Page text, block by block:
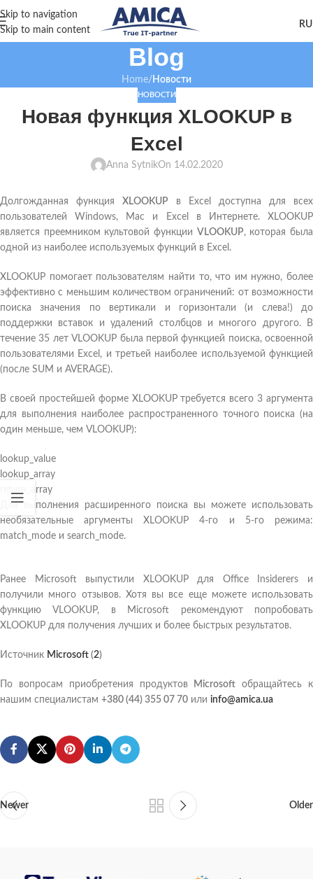
Skip to navigation
Skip to main content
Blog
Home/ Новости
НОВОСТИ
Новая функция XLOOKUP в
Excel
Anna SytnikOn 14.02.2020
Долгожданная функция XLOOKUP в Excel доступна для всех
пользователей Windows, Mac и Excel в Интернете. XLOOKUP
является преемником культовой функции VLOOKUP, которая была
одной из наиболее используемых функций в Excel.
XLOOKUP помогает пользователям найти то, что им нужно, более
эффективно с меньшим количеством ограничений: от возможности
поиска значения по вертикали и горизонтали (и слева!) до
поддержки вставок и удалений столбцов и многого другого. В
течение 35 лет VLOOKUP была первой функцией поиска, освоенной
пользователями Excel, и третьей наиболее используемой функцией
(после SUM и AVERAGE).
В своей простейшей форме XLOOKUP требуется всего 3 аргумента
для выполнения наиболее распространенного точного поиска (на
один меньше, чем VLOOKUP):
lookup_value
lookup_array
return_array
Для выполнения расширенного поиска вы можете использовать
необязательные аргументы XLOOKUP 4-го и 5-го режима:
match_mode и search_mode.
Ранее Microsoft выпустили XLOOKUP для Office Insiderers и
получили много отзывов. Хотя вы все еще можете использовать
функцию VLOOKUP, в Microsoft рекомендуют попробовать
XLOOKUP для получения лучших и более быстрых результатов.
Источник Microsoft (2)
По вопросам приобретения продуктов Microsoft обращайтесь к
нашим специалистам +380 (44) 355 07 70 или info@amica.ua
Newer Older